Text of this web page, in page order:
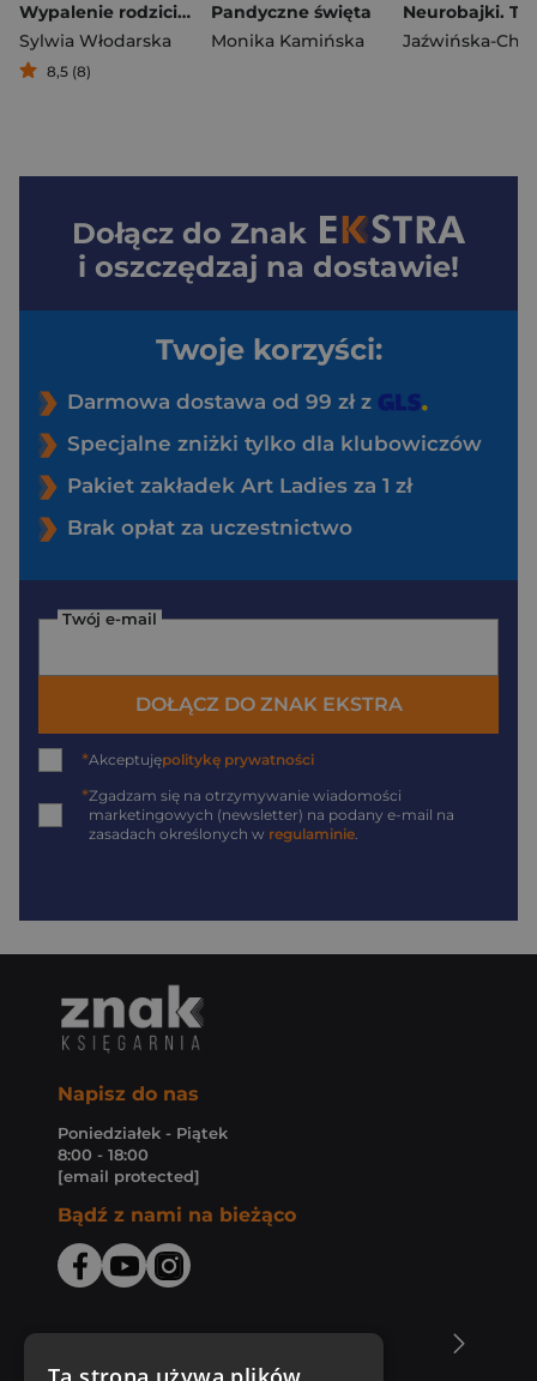
Wypalenie rodzicielskie. Od zmęczenia, zwątpienia i zniechęcenia do siły, radości i poczucia sensu
Sylwia Włodarska
8,5 (8)
Pandyczne święta
Monika Kamińska
Dołącz do Znak
i oszczędzaj na dostawie!
Twoje korzyści:
Darmowa dostawa od 99 zł z
Specjalne zniżki tylko dla klubowiczów
Pakiet zakładek Art Ladies za 1 zł
Brak opłat za uczestnictwo
Twój e-mail
DOŁĄCZ DO ZNAK EKSTRA
*Akceptujępolitykę prywatności
*Zgadzam się na otrzymywanie wiadomości
marketingowych (newsletter) na podany e-mail na
zasadach określonych w regulaminie.
Napisz do nas
Poniedziałek - Piątek
8:00 - 18:00
[email protected]
Bądź z nami na bieżąco